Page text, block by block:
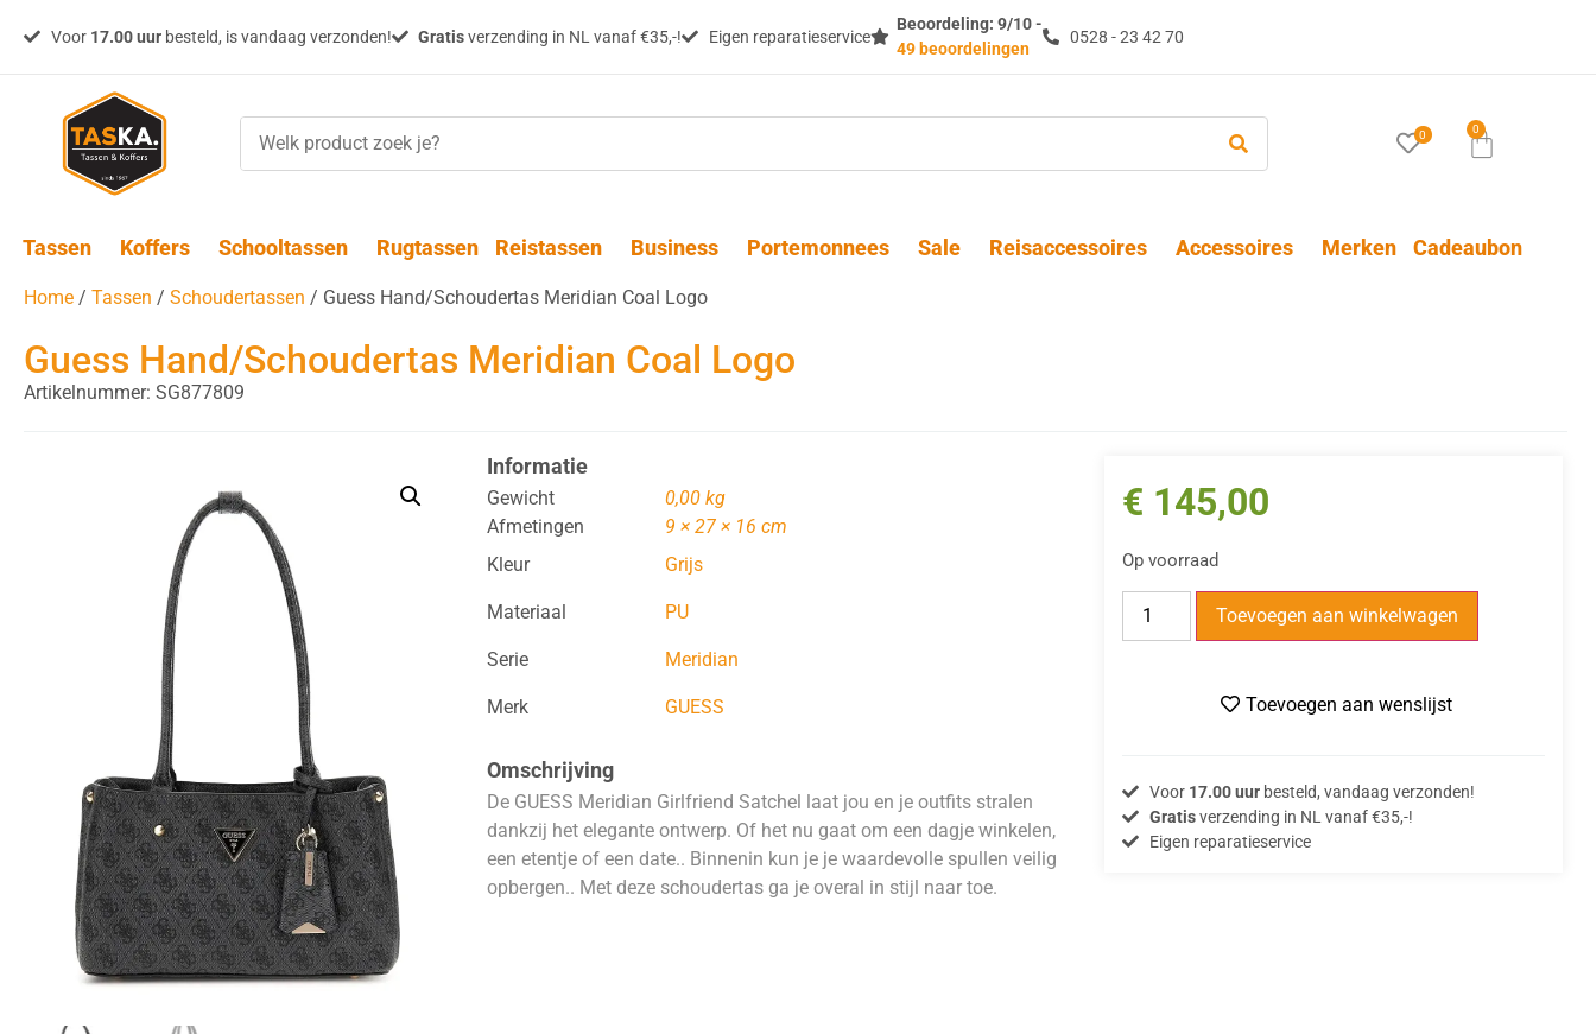
Voor 17.00 uurbesteld, is vandaag verzonden! Gratisverzending in NL vanaf €35,-! Eigen reparatieservice
Beoordeling: 9/10 -
49 beoordelingen
0528 - 23 42 70
0 0
Tassen Koffers Schooltassen Rugtassen Reistassen Business Portemonnees Sale Reisaccessoires Accessoires Merken Cadeaubon
Home / Tassen / Schoudertassen / Guess Hand/Schoudertas Meridian Coal Logo
Guess Hand/Schoudertas Meridian Coal Logo
Artikelnummer: SG877809
Informatie
Gewicht
0,00 kg
Afmetingen
9 × 27 × 16 cm
Kleur
Grijs
Materiaal PU
Serie Meridian
Merk GUESS
Omschrijving
De GUESS Meridian Girlfriend Satchel laat jou en je outfits stralen
dankzij het elegante ontwerp. Of het nu gaat om een dagje winkelen,
een etentje of een date.. Binnenin kun je je waardevolle spullen veilig
opbergen.. Met deze schoudertas ga je overal in stijl naar toe.
€ 145,00
Op voorraad
Toevoegen aan winkelwagen
Toevoegen aan wenslijst
Voor 17.00 uurbesteld, vandaag verzonden!
Gratisverzending in NL vanaf €35,-!
Eigen reparatieservice